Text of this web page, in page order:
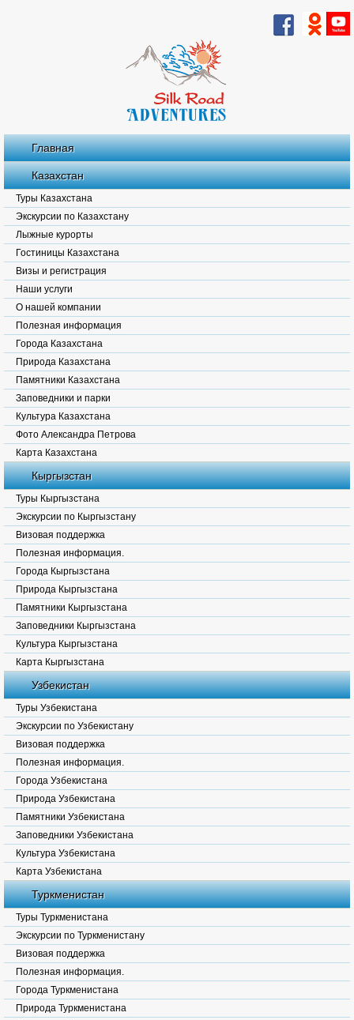
Главная
Казахстан
Туры Казахстана
Экскурсии по Казахстану
Лыжные курорты
Гостиницы Казахстана
Визы и регистрация
Наши услуги
О нашей компании
Полезная информация
Города Казахстана
Природа Казахстана
Памятники Казахстана
Заповедники и парки
Культура Казахстана
Фото Александра Петрова
Карта Казахстана
Кыргызстан
Туры Кыргызстана
Экскурсии по Кыргызстану
Визовая поддержка
Полезная информация.
Города Кыргызстана
Природа Кыргызстана
Памятники Кыргызстана
Заповедники Кыргызстана
Культура Кыргызстана
Карта Кыргызстана
Узбекистан
Туры Узбекистана
Экскурсии по Узбекистану
Визовая поддержка
Полезная информация.
Города Узбекистана
Природа Узбекистана
Памятники Узбекистана
Заповедники Узбекистана
Культура Узбекистана
Карта Узбекистана
Туркменистан
Туры Туркменистана
Экскурсии по Туркменистану
Визовая поддержка
Полезная информация.
Города Туркменистана
Природа Туркменистана